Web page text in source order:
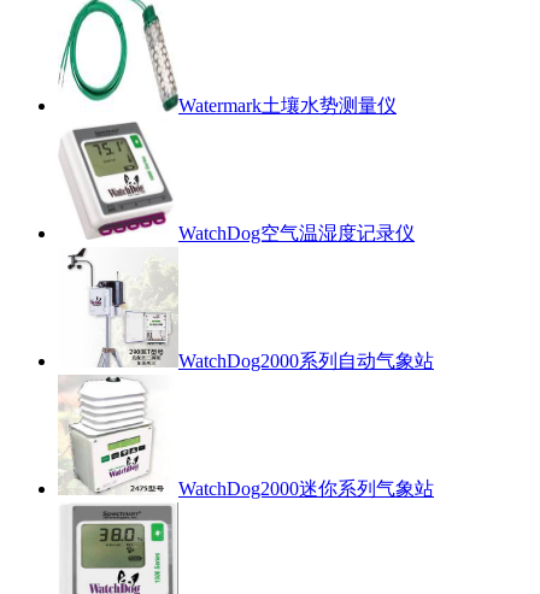
Watermark土壤水势测量仪
WatchDog空气温湿度记录仪
WatchDog2000系列自动气象站
WatchDog2000迷你系列气象站